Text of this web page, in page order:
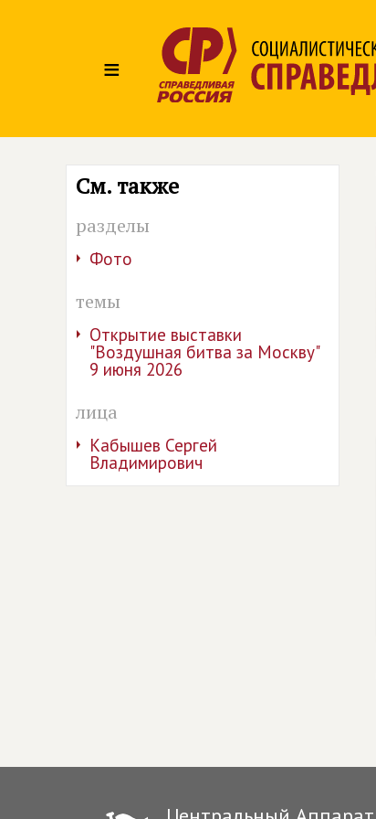
≡
См. также
разделы
Фото
темы
Открытие выставки
"Воздушная битва за Москву"
9 июня 2026
лица
Кабышев Сергей
Владимирович